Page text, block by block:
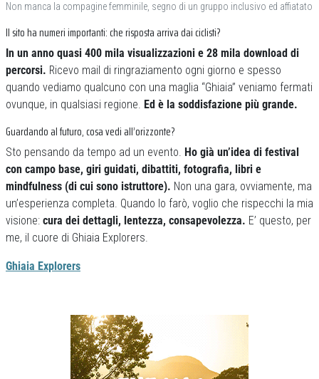
Non manca la compagine femminile, segno di un gruppo inclusivo ed affiatato
Il sito ha numeri importanti: che risposta arriva dai ciclisti?
In un anno quasi 400 mila visualizzazioni e 28 mila download di
percorsi. Ricevo mail di ringraziamento ogni giorno e spesso
quando vediamo qualcuno con una maglia “Ghiaia” veniamo fermati
ovunque, in qualsiasi regione. Ed è la soddisfazione più grande.
Guardando al futuro, cosa vedi all’orizzonte?
Sto pensando da tempo ad un evento. Ho già un’idea di festival
con campo base, giri guidati, dibattiti, fotografia, libri e
mindfulness (di cui sono istruttore). Non una gara, ovviamente, ma
un’esperienza completa. Quando lo farò, voglio che rispecchi la mia
visione: cura dei dettagli, lentezza, consapevolezza. E’ questo, per
me, il cuore di Ghiaia Explorers.
Ghiaia Explorers
Previous